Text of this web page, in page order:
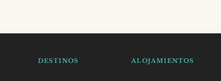
DESTINOS ALOJAMIENTOS